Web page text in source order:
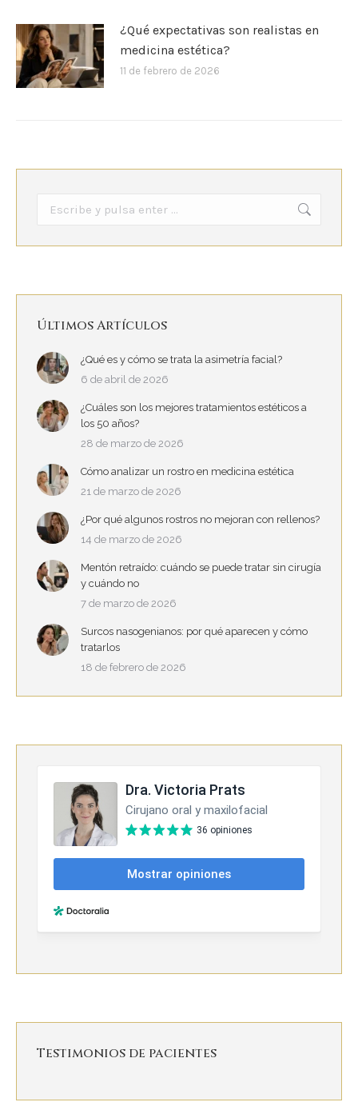
¿Qué expectativas son realistas en
medicina estética?
11 de febrero de 2026
Últimos Artículos
¿Qué es y cómo se trata la asimetría facial?
6 de abril de 2026
¿Cuáles son los mejores tratamientos estéticos a
los 50 años?
28 de marzo de 2026
Cómo analizar un rostro en medicina estética
21 de marzo de 2026
¿Por qué algunos rostros no mejoran con rellenos?
14 de marzo de 2026
Mentón retraído: cuándo se puede tratar sin cirugía
y cuándo no
7 de marzo de 2026
Surcos nasogenianos: por qué aparecen y cómo
tratarlos
18 de febrero de 2026
Testimonios de pacientes